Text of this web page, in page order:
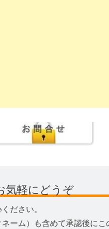
気軽にどうぞ
ださい。
ーム）も含めて承認後にこ